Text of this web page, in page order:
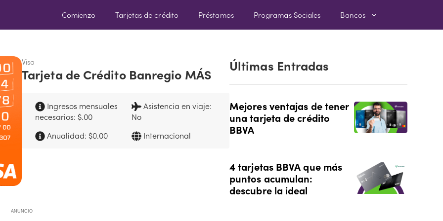
Comienzo Tarjetas de crédito Préstamos Programas Sociales Bancos
Visa
Tarjeta de Crédito Banregio MÁS
Ingresos mensuales
necesarios: $.00
Asistencia en viaje:
No
Anualidad: $0.00
Internacional
ANUNCIO
Últimas Entradas
Mejores ventajas de tener
una tarjeta de crédito
BBVA
4 tarjetas BBVA que más
puntos acumulan:
descubre la ideal